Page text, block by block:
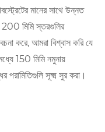
মানের সাথে উন্নত
200 মিমি স্তরগুলির
করে, আমরা বিশ্বাস করি যে
150 মিমি নমুনায়
পরামিতিগুলি সূক্ষ্ম সুর করা।